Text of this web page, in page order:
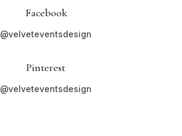
Facebook
@velveteventsdesign
Pinterest
@velveteventsdesign